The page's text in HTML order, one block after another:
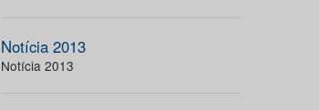
Notícia 2013
Notícia 2013